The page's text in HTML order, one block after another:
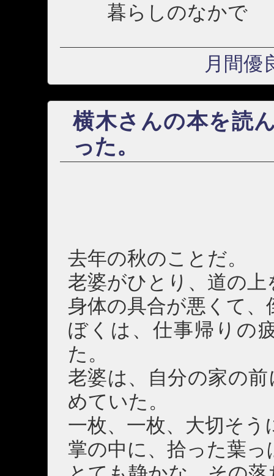
暮らしのなかで
月間優
横木さんの本を読
った。
去年の秋のことだ。
老婆がひとり、道の
身体の具合が悪くて
ぼくは、仕事帰りの
た。
老婆は、自分の家の
めていた。
一枚、一枚、大切そ
掌の中に、拾った葉